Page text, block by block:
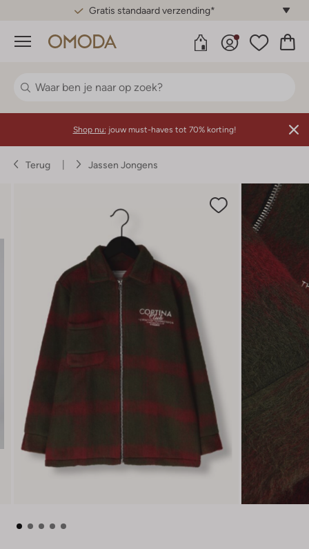
Gratis standaard verzending*
Menu
Shop nu: jouw must-haves tot 70% korting!
Terug Jassen Jongens